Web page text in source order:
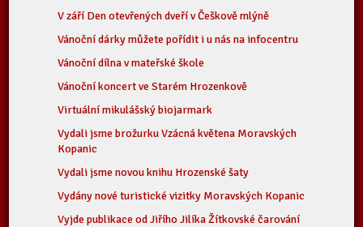
V září Den otevřených dveří v Češkově mlýně
Vánoční dárky můžete pořídit i u nás na infocentru
Vánoční dílna v mateřské škole
Vánoční koncert ve Starém Hrozenkově
Virtuální mikulášský biojarmark
Vydali jsme brožurku Vzácná květena Moravských
Kopanic
Vydali jsme novou knihu Hrozenské šaty
Vydány nové turistické vizitky Moravských Kopanic
Vyjde publikace od Jiřího Jilíka Žítkovské čarování